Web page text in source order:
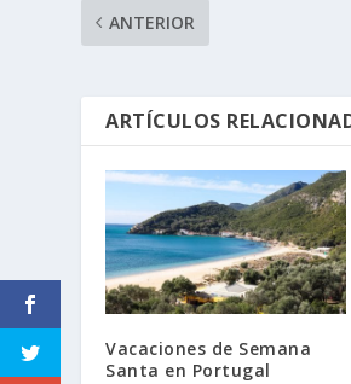
ANTERIOR
ARTÍCULOS
Vacaciones de Semana
Santa en Portugal